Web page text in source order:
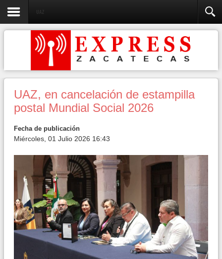
UAZ
UAZ, en cancelación de estampilla
postal Mundial Social 2026
Fecha de publicación
Miércoles, 01 Julio 2026 16:43